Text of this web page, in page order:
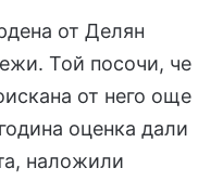
от Делян
Той посочи, че
от него още
оценка дали
наложили